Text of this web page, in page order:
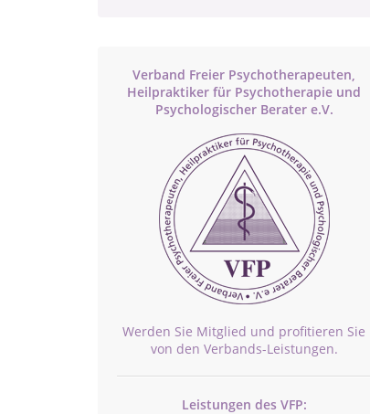
Verband Freier Psychotherapeuten,
Heilpraktiker für Psychotherapie und
Psychologischer Berater e.V.
Werden Sie Mitglied und profitieren Sie
von den Verbands-Leistungen.
Leistungen des VFP: